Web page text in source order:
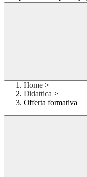
Home >
Didattica >
Offerta formativa